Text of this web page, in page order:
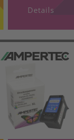
Details